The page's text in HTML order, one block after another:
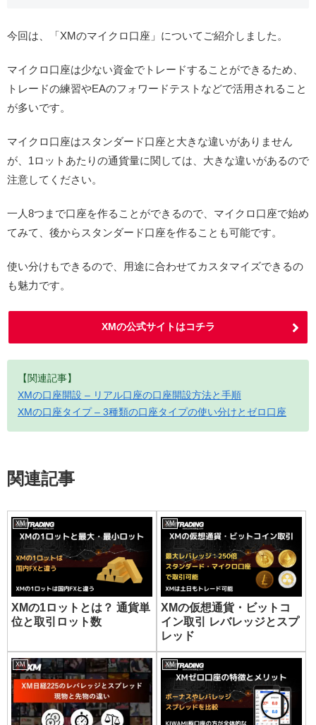
今回は、「XMのマイクロ口座」についてご紹介しました。
マイクロ口座は少ない資金でトレードすることができるため、
トレードの練習やEAのフォワードテストなどで活用されること
が多いです。
マイクロ口座はスタンダード口座と大きな違いがありません
が、1ロットあたりの通貨量に関しては、大きな違いがあるので
注意してください。
一人8つまで口座を作ることができるので、マイクロ口座で始め
てみて、後からスタンダード口座を作ることも可能です。
使い分けもできるので、用途に合わせてカスタマイズできるの
も魅力です。
XMの公式サイトはコチラ
【関連記事】
XMの口座開設 – リアル口座の口座開設方法と手順
XMの口座タイプ – 3種類の口座タイプの使い分けとゼロ口座
関連記事
XM
XMの1ロットとは？ 通貨単
位と取引ロット数
XM
XMの仮想通貨・ビットコ
イン取引 レバレッジとスプ
レッド
XM XM